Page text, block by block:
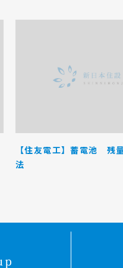
【住友電工】蓄電池 残
法